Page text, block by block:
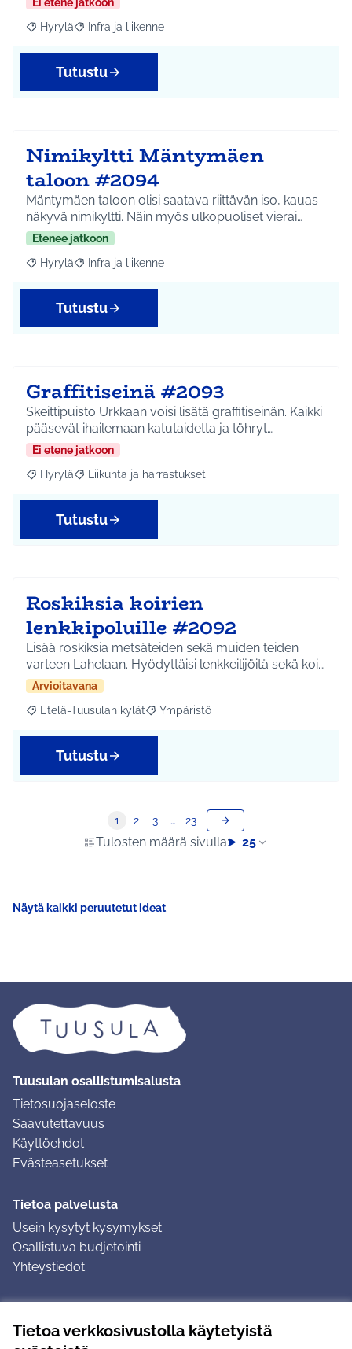
Tietoa verkkosivustolla käytetyistä
Rajaa tulokset aihepiirin mukaan: Hyrylä
Hyrylä Rajaa tulokset teeman mukaan: Infra ja liikenne
Infra ja liikenne
Tutustu
Nimikyltti Mäntymäen
taloon #2094
Mäntymäen taloon olisi saatava riittävän iso, kauas
näkyvä nimikyltti. Näin myös ulkopuoliset vierai…
Etenee jatkoon
Rajaa tulokset aihepiirin mukaan: Hyrylä
Hyrylä Rajaa tulokset teeman mukaan: Infra ja liikenne
Infra ja liikenne
Tutustu
Graffitiseinä #2093
Skeittipuisto Urkkaan voisi lisätä graffitiseinän. Kaikki
pääsevät ihailemaan katutaidetta ja töhryt…
Ei etene jatkoon
Rajaa tulokset aihepiirin mukaan: Hyrylä
Hyrylä Rajaa tulokset teeman mukaan: Liikunta ja
Liikunta ja harrastukset
Tutustu
Roskiksia koirien
lenkkipoluille #2092
Lisää roskiksia metsäteiden sekä muiden teiden
varteen Lahelaan. Hyödyttäisi lenkkeilijöitä sekä koi…
Arvioitavana
Rajaa tulokset aihepiirin mukaan: Etelä-Tuusulan kylät
Etelä-Tuusulan kylät Rajaa tulokset teeman mukaan:
Ympäristö
Tutustu
Tulosten määrä sivulla: 25
1 2 3 … 23
Näytä kaikki peruutetut ideat
Tuusulan osallistumisalusta
Tietosuojaseloste
Saavutettavuus
Käyttöehdot
Evästeasetukset
Tietoa palvelusta
Usein kysytyt kysymykset
Osallistuva budjetointi
Yhteystiedot
Ohjeet kirjautumiseen